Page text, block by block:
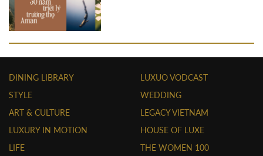
DINING LIBRARY
STYLE
ART & CULTURE
LUXURY IN MOTION
LIFE
LUXUO VODCAST
WEDDING
LEGACY VIETNAM
HOUSE OF LUXE
THE WOMEN 100